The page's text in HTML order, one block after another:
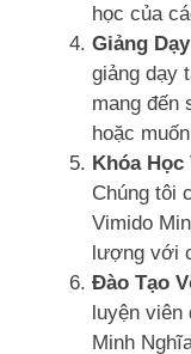
học của
Giảng
giảng dạy
mang đến
hoặc
Khóa
Chúng tôi
Vimido
lượng với
Đào Tạo
luyện viên
Minh